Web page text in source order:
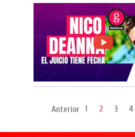
Anterior 1 2 3 4